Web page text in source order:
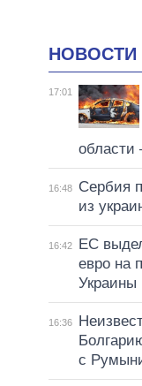
НОВОСТИ
17:01
16:48
Сербия
из
16:42
ЕС
евро на
Украины
16:36
с